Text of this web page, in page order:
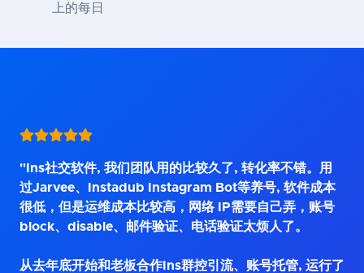
上的每日
"Ins社交软件, 我们团队用的比较久了, 转化率不错。用
过Jarvee、Instadub Instagram Bot等养号, 软件成本
很低，但是运维成本比较高，网络 IP需要自己弄，账号
block、disable、邮件验证、电话验证太烦人了。
从去年底开始和老板合作Ins群控引流、账号托管, 运行了